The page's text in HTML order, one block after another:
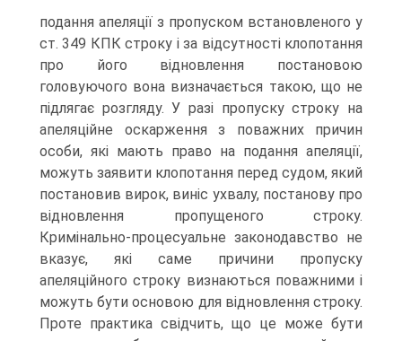
подання апеляції з пропуском встановленого у
ст. 349 КПК строку і за відсутності клопотання
про його відновлення постановою
головуючого вона визначається такою, що не
підлягає розгляду. У разі пропуску строку на
апеляційне оскарження з поважних причин
особи, які мають право на подання апеляції,
можуть заявити клопотання перед судом, який
постановив вирок, виніс ухвалу, постанову про
відновлення пропущеного строку.
Кримінально-процесуальне законодавство не
вказує, які саме причини пропуску
апеляційного строку визнаються поважними і
можуть бути основою для відновлення строку.
Проте практика свідчить, що це може бути